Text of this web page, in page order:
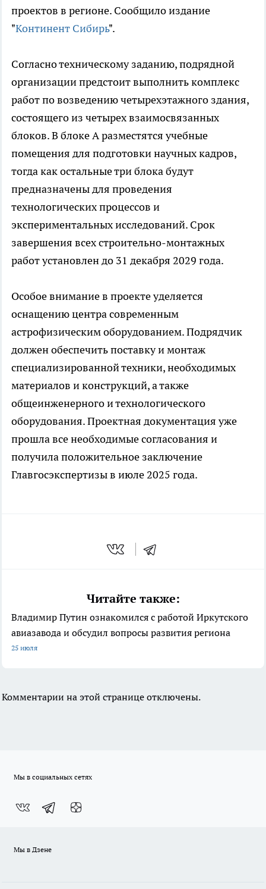
проектов в регионе. Сообщило издание
"Континент Сибирь".
Согласно техническому заданию, подрядной
организации предстоит выполнить комплекс
работ по возведению четырехэтажного здания,
состоящего из четырех взаимосвязанных
блоков. В блоке А разместятся учебные
помещения для подготовки научных кадров,
тогда как остальные три блока будут
предназначены для проведения
технологических процессов и
экспериментальных исследований. Срок
завершения всех строительно-монтажных
работ установлен до 31 декабря 2029 года.
Особое внимание в проекте уделяется
оснащению центра современным
астрофизическим оборудованием. Подрядчик
должен обеспечить поставку и монтаж
специализированной техники, необходимых
материалов и конструкций, а также
общеинженерного и технологического
оборудования. Проектная документация уже
прошла все необходимые согласования и
получила положительное заключение
Главгосэкспертизы в июле 2025 года.
Читайте также:
Владимир Путин ознакомился с работой Иркутского
авиазавода и обсудил вопросы развития региона
25 июля
Комментарии на этой странице отключены.
Мы в социальных сетях
Мы в Дзене